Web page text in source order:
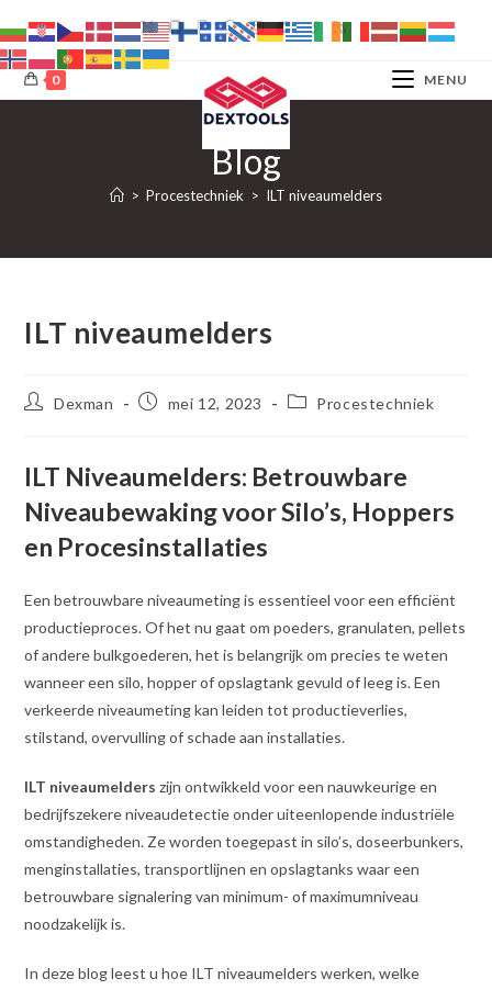
naar
inhoud
0 MENU
Blog
> Procestechniek > ILT niveaumelders
ILT niveaumelders
BerichtDexman
Berichtmei 12, 2023 Berichtcategorie:
Procestechniek
ILT Niveaumelders: Betrouwbare
Niveaubewaking voor Silo’s, Hoppers
en Procesinstallaties
Een betrouwbare niveaumeting is essentieel voor een efficiënt
productieproces. Of het nu gaat om poeders, granulaten, pellets
of andere bulkgoederen, het is belangrijk om precies te weten
wanneer een silo, hopper of opslagtank gevuld of leeg is. Een
verkeerde niveaumeting kan leiden tot productieverlies,
stilstand, overvulling of schade aan installaties.
ILT niveaumelders zijn ontwikkeld voor een nauwkeurige en
bedrijfszekere niveaudetectie onder uiteenlopende industriële
omstandigheden. Ze worden toegepast in silo’s, doseerbunkers,
menginstallaties, transportlijnen en opslagtanks waar een
betrouwbare signalering van minimum- of maximumniveau
noodzakelijk is.
In deze blog leest u hoe ILT niveaumelders werken, welke